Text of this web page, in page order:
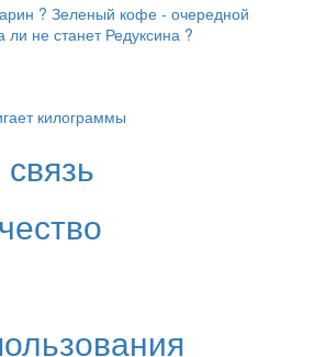
? Зеленый кофе - очередной
ли не станет Редуксина ?
килограммы